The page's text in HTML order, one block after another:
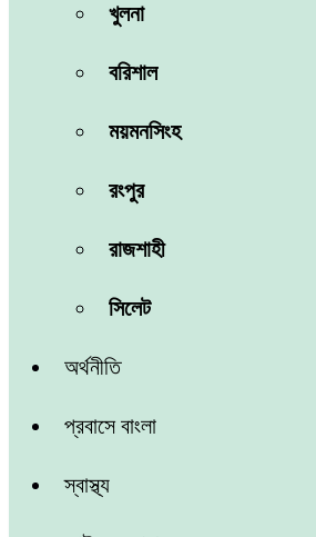
খুলনা
বরিশাল
ময়মনসিংহ
রংপুর
রাজশাহী
সিলেট
অর্থনীতি
প্রবাসে বাংলা
স্বাস্থ্য